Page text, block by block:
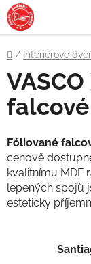
Přejít
na
obsah
Domů
/ Interiérové
Fóliované
cenově
kvalitnímu MDF
lepených spojů
esteticky